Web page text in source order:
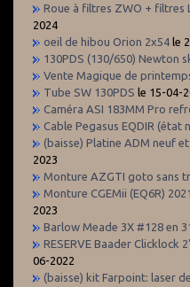
Roue à filtres ZWO + filtres
2024
oeil de hibou Orion 2x54 le
130PDS (130/650) Newton
Vente Magique de
Tube SW 130PDS le 15-04-
Caméra ASI 183MM Pro
Cable Pegasus EQDIR (état
(baisse) Platine ADM neuf
2023
Monture AZGTI goto sans
Monture CGEMii (EQ6R)
2023
Barlow Meade 3X #128 en
RESERVE Baader Clicklock
06-2022
(baisse) kit Farpoint: laser